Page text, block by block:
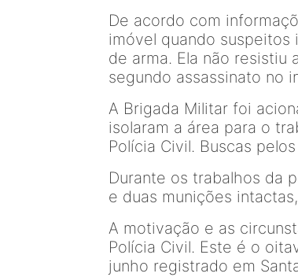
De acordo com
imóvel quando suspeitos
de arma. Ela não resistiu
segundo assassinato no
A Brigada Militar foi
isolaram a área para o
Polícia Civil. Buscas
Durante os trabalhos da
e duas munições
A motivação e as
Polícia Civil. Este é o
junho registrado em